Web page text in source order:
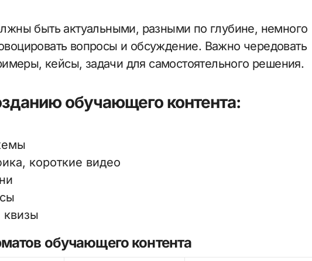
быть актуальными, разными по глубине, немного
вопросы и обсуждение. Важно чередовать
кейсы, задачи для самостоятельного решения.
обучающего контента:
короткие видео
квизы
обучающего контента